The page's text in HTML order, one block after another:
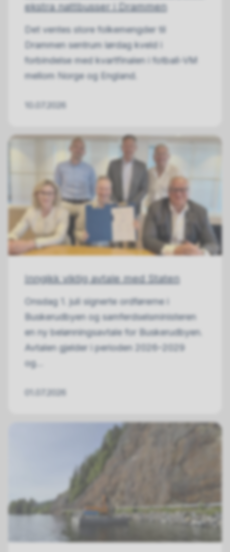
10.07.2026
ekstra nattbusser i Drammen
Det ventes store folkemengder til
Drammen sentrum lørdag kveld i
forbindelse med kvartfinalen i fotball-VM
mellom Norge og England.
01.07.2026
Inngikk viktig avtale med Staten
Onsdag 1. juli signerte ordførerne i
Buskerudbyen og samferdselsministeren
en ny belønningsavtale for Buskerudbyen.
Avtalen gjelder i perioden 2026–2029
og...